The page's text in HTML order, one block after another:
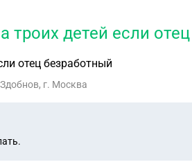
троих детей если
отец безработный
г. Москва